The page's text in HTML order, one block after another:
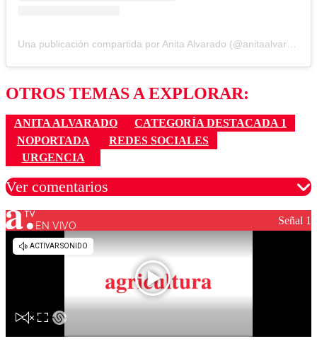
OTROS TEMAS A EXPLORAR:
ANITA ALVARADO
CATEGORÍA DESTACADA 1
NOPORTADA
REDES SOCIALES
URGENCIA
Ver comentarios
Los comentarios son moderados para garantizar un
diálogo respetuoso.
Correo
EN VIVO Señal 1